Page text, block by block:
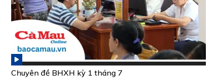
Chuyên đề BHXH kỳ 1 tháng 7